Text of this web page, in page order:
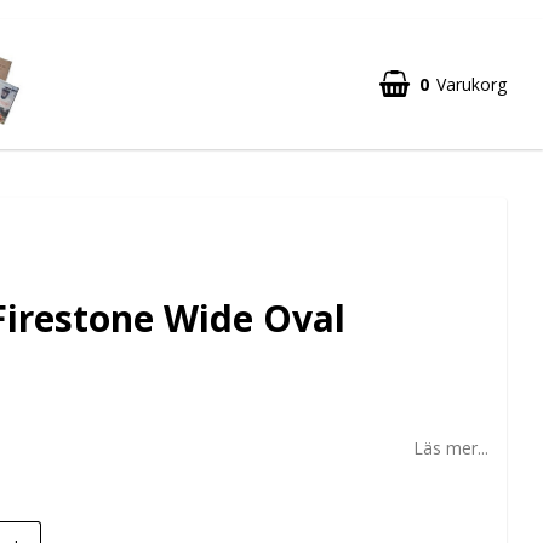
0 Varukorg
Wide Oval
Läs mer...